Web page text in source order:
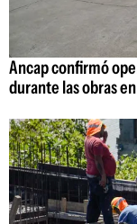
Ancap confirmó
durante las obras